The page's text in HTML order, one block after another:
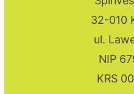
32-010
ul.
NIP
KRS